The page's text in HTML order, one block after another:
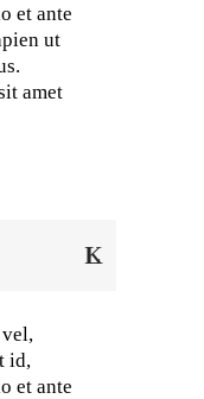
et ante
ut
amet
id,
et ante